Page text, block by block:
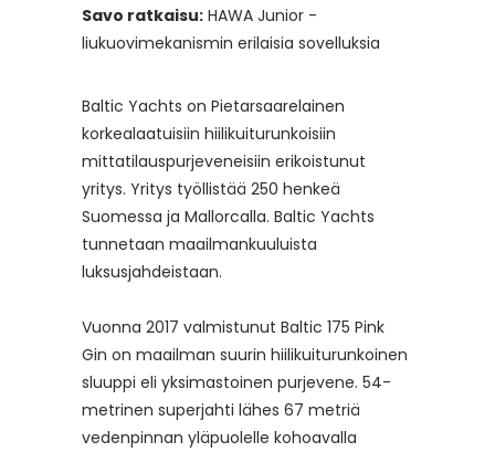
Savo ratkaisu: HAWA Junior -
liukuovimekanismin erilaisia sovelluksia
Baltic Yachts on Pietarsaarelainen
korkealaatuisiin hiilikuiturunkoisiin
mittatilauspurjeveneisiin erikoistunut
yritys. Yritys työllistää 250 henkeä
Suomessa ja Mallorcalla. Baltic Yachts
tunnetaan maailmankuuluista
luksusjahdeistaan.
Vuonna 2017 valmistunut Baltic 175 Pink
Gin on maailman suurin hiilikuiturunkoinen
sluuppi eli yksimastoinen purjevene. 54-
metrinen superjahti lähes 67 metriä
vedenpinnan yläpuolelle kohoavalla